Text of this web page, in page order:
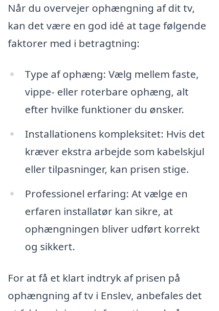
Når du overvejer ophængning af dit tv,
kan det være en god idé at tage følgende
faktorer med i betragtning:
Type af ophæng: Vælg mellem faste,
vippe- eller roterbare ophæng, alt
efter hvilke funktioner du ønsker.
Installationens kompleksitet: Hvis det
kræver ekstra arbejde som kabelskjul
eller tilpasninger, kan prisen stige.
Professionel erfaring: At vælge en
erfaren installatør kan sikre, at
ophængningen bliver udført korrekt
og sikkert.
For at få et klart indtryk af prisen på
ophængning af tv i Enslev, anbefales det